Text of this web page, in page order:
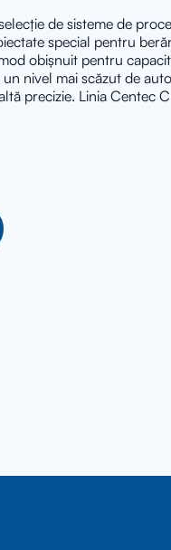
de sisteme de
special pentru
obișnuit pentru
nivel mai scăzut de
precizie. Linia Centec